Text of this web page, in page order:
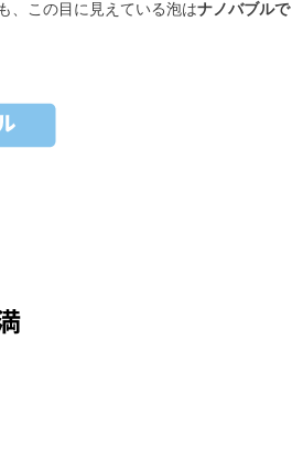
、この目に見えている泡はナノバブルで